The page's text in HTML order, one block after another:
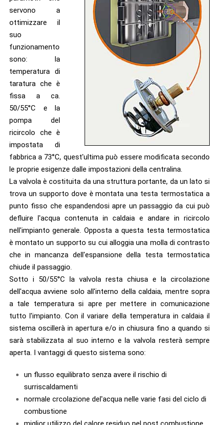
servono a
ottimizzare il
suo
funzionamento
sono: la
temperatura di
taratura che è
fissa a ca.
50/55°C e la
pompa del
ricircolo che è
impostata di
fabbrica a 73°C, quest'ultima può essere modificata secondo
le proprie esigenze dalle impostazioni della centralina.
La valvola è costituita da una struttura portante, da un lato si
trova un supporto dove è montata una testa termostatica a
punto fisso che espandendosi apre un passaggio da cui può
defluire l'acqua contenuta in caldaia e andare in ricircolo
nell'impianto generale. Opposta a questa testa termostatica
è montato un supporto su cui alloggia una molla di contrasto
che in mancanza dell'espansione della testa termostatica
chiude il passaggio.
Sotto i 50/55°C la valvola resta chiusa e la circolazione
dell'acqua avviene solo all'interno della caldaia, mentre sopra
a tale temperatura si apre per mettere in comunicazione
tutto l'impianto. Con il variare della temperatura in caldaia il
sistema oscillerà in apertura e/o in chiusura fino a quando si
sarà stabilizzata al suo interno e la valvola resterà sempre
aperta. I vantaggi di questo sistema sono:
un flusso equilibrato senza avere il rischio di
surriscaldamenti
normale crcolazione del'acqua nelle varie fasi del ciclo di
combustione